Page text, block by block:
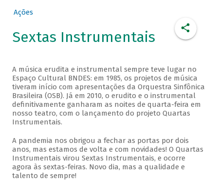
Ações
Sextas Instrumentais
A música erudita e instrumental sempre teve lugar no
Espaço Cultural BNDES: em 1985, os projetos de música
tiveram início com apresentações da Orquestra Sinfônica
Brasileira (OSB). Já em 2010, o erudito e o instrumental
definitivamente ganharam as noites de quarta-feira em
nosso teatro, com o lançamento do projeto Quartas
Instrumentais.
A pandemia nos obrigou a fechar as portas por dois
anos, mas estamos de volta e com novidades! O Quartas
Instrumentais virou Sextas Instrumentais, e ocorre
agora às sextas-feiras. Novo dia, mas a qualidade e
talento de sempre!